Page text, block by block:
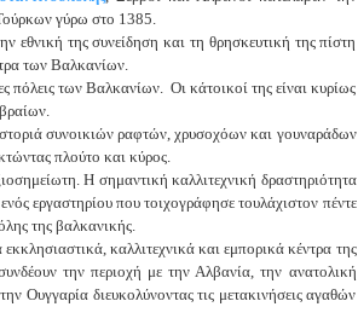
γύρω στο 1385.
εθνική της συνείδηση και τη θρησκευτική της πίστη
των Βαλκανίων.
των Βαλκανίων. Οι κάτοικοί της είναι κυρίως
συνοικιών ραφτών, χρυσοχόων και γουναράδων
πλούτο και κύρος.
Η σημαντική καλλιτεχνική δραστηριότητα
εργαστηρίου που τοιχογράφησε τουλάχιστον πέντε
της βαλκανικής.
καλλιτεχνικά και εμπορικά κέντρα της
την περιοχή με την Αλβανία, την ανατολική
Ουγγαρία διευκολύνοντας τις μετακινήσεις αγαθών